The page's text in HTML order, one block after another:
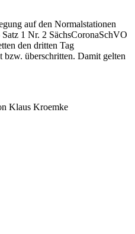
auf den Normalstationen
1 Nr. 2 SächsCoronaSchVO
den dritten Tag
bzw. überschritten. Damit gelten
Klaus Kroemke